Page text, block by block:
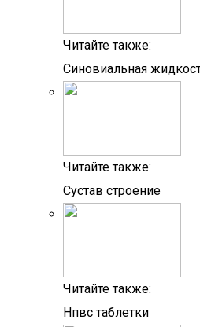
Читайте также:
Синовиальная
Читайте также:
Сустав строение
Читайте также:
Нпвс таблетки